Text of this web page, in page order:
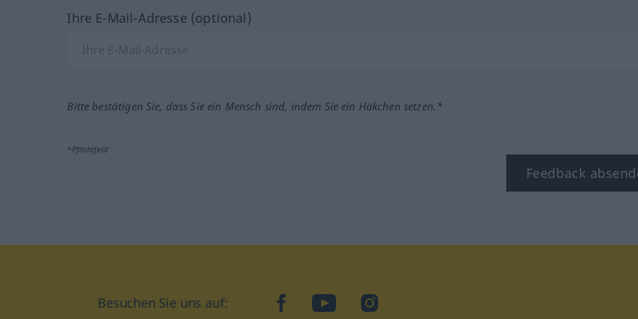
Ihre E-Mail-Adresse (optional)
Bitte bestätigen Sie, dass Sie ein Mensch sind, indem Sie ein Häkchen setzen.*
*Pflichtfeld
Feedback
Besuchen Sie uns auf: facebookYouTubeInstagram